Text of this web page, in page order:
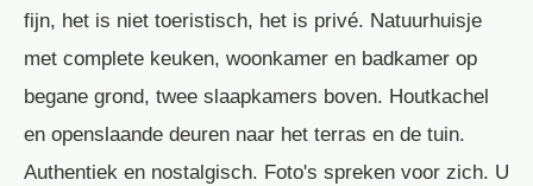
fijn, het is niet toeristisch, het is privé. Natuurhuisje
met complete keuken, woonkamer en badkamer op
begane grond, twee slaapkamers boven. Houtkachel
en openslaande deuren naar het terras en de tuin.
Authentiek en nostalgisch. Foto's spreken voor zich. U